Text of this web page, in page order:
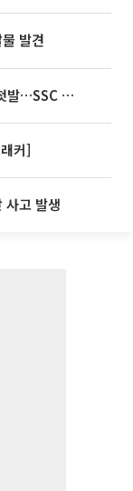
발견
티웨이항공, 새 이름 '트리니티항공' 첫발…SSC 전략 본격화
커]
사고 발생